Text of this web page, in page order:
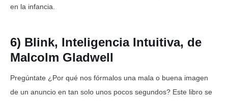
en la infancia.
6) Blink, Inteligencia Intuitiva, de
Malcolm Gladwell
Pregúntate ¿Por qué nos fórmalos una mala o buena imagen
de un anuncio en tan solo unos pocos segundos? Este libro se